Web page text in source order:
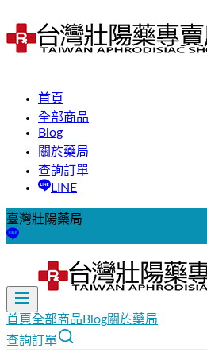
首頁
全部商品
Blog
關於藥局
查詢訂單
LINE
臺灣壯陽藥局
首頁全部商品 Blog關於藥局
查詢訂單